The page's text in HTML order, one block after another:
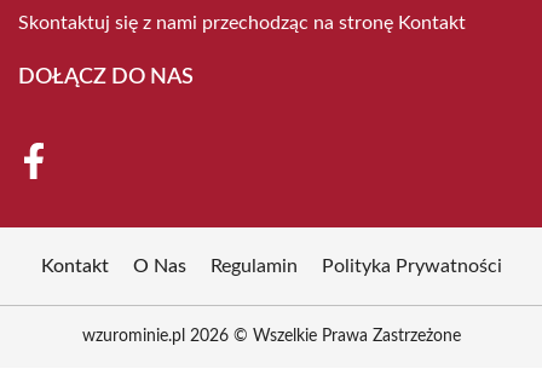
Skontaktuj się z nami przechodząc na stronę Kontakt
DOŁĄCZ DO NAS
Kontakt O Nas Regulamin Polityka Prywatności
wzurominie.pl 2026 © Wszelkie Prawa Zastrzeżone